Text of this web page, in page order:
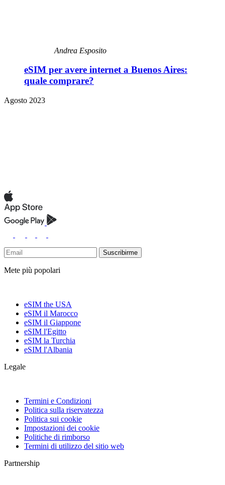
Andrea Esposito
eSIM per avere internet a Buenos Aires:
quale comprare?
Agosto 2023
Suscribirme
Mete più popolari
eSIM the USA
eSIM il Marocco
eSIM il Giappone
eSIM l'Egitto
eSIM la Turchia
eSIM l'Albania
Legale
Termini e Condizioni
Politica sulla riservatezza
Politica sui cookie
Impostazioni dei cookie
Politiche di rimborso
Termini di utilizzo del sitio web
Partnership